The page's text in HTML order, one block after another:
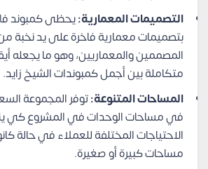
التصميمات المعمارية:يحظى كمبوند
بتصميمات معمارية فاخرة على يد نخبة
المصممين والمعماريين، وهو ما يجعله
متكاملة بين أجمل كمبوندات الشيخ زايد.
المساحات المتنوعة:توفر المجموعة
في مساحات الوحدات في المشروع كي
الاحتياجات المختلفة للعملاء في حالة
مساحات كبيرة أو صغيرة.